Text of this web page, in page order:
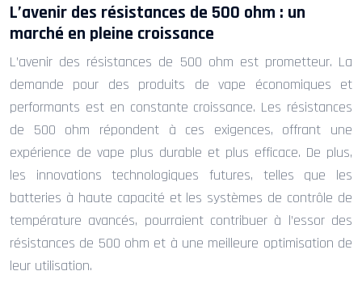
L’avenir des résistances de 500 ohm : un
marché en pleine croissance
L’avenir des résistances de 500 ohm est prometteur. La
demande pour des produits de vape économiques et
performants est en constante croissance. Les résistances
de 500 ohm répondent à ces exigences, offrant une
expérience de vape plus durable et plus efficace. De plus,
les innovations technologiques futures, telles que les
batteries à haute capacité et les systèmes de contrôle de
température avancés, pourraient contribuer à l’essor des
résistances de 500 ohm et à une meilleure optimisation de
leur utilisation.